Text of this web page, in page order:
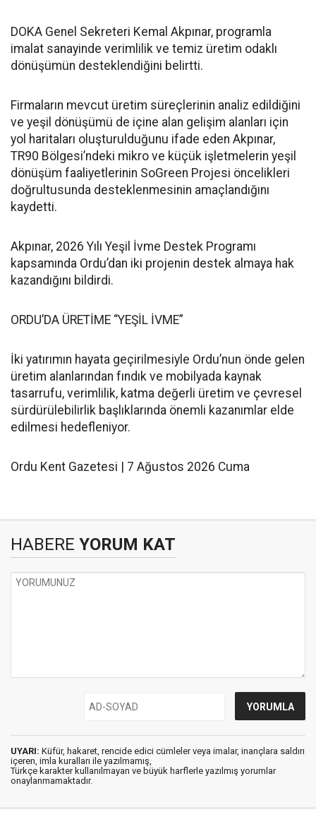
DOKA Genel Sekreteri Kemal Akpınar, programla
imalat sanayinde verimlilik ve temiz üretim odaklı
dönüşümün desteklendiğini belirtti.
Firmaların mevcut üretim süreçlerinin analiz edildiğini
ve yeşil dönüşümü de içine alan gelişim alanları için
yol haritaları oluşturulduğunu ifade eden Akpınar,
TR90 Bölgesi’ndeki mikro ve küçük işletmelerin yeşil
dönüşüm faaliyetlerinin SoGreen Projesi öncelikleri
doğrultusunda desteklenmesinin amaçlandığını
kaydetti.
Akpınar, 2026 Yılı Yeşil İvme Destek Programı
kapsamında Ordu’dan iki projenin destek almaya hak
kazandığını bildirdi.
ORDU’DA ÜRETİME “YEŞİL İVME”
İki yatırımın hayata geçirilmesiyle Ordu’nun önde gelen
üretim alanlarından fındık ve mobilyada kaynak
tasarrufu, verimlilik, katma değerli üretim ve çevresel
sürdürülebilirlik başlıklarında önemli kazanımlar elde
edilmesi hedefleniyor.
Ordu Kent Gazetesi | 7 Ağustos 2026 Cuma
HABERE YORUM KAT
UYARI: Küfür, hakaret, rencide edici cümleler veya imalar, inançlara saldırı
içeren, imla kuralları ile yazılmamış,
Türkçe karakter kullanılmayan ve büyük harflerle yazılmış yorumlar
onaylanmamaktadır.